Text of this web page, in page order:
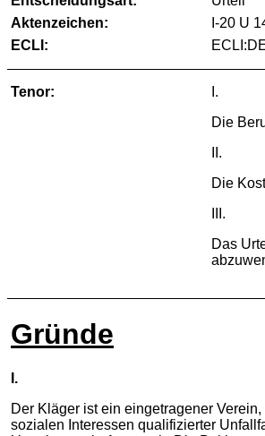
Aktenzeichen:
I-20 U
ECLI:
Tenor:
I.
Die
II.
Die
III.
Das
Gründe
I.
Der Kläger ist ein eingetragener
sozialen Interessen qualifizierter